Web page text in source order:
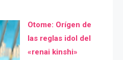
Otome: Orígen de
las reglas idol del
«renai kinshi»